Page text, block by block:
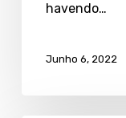
havendo…
Junho 6, 2022